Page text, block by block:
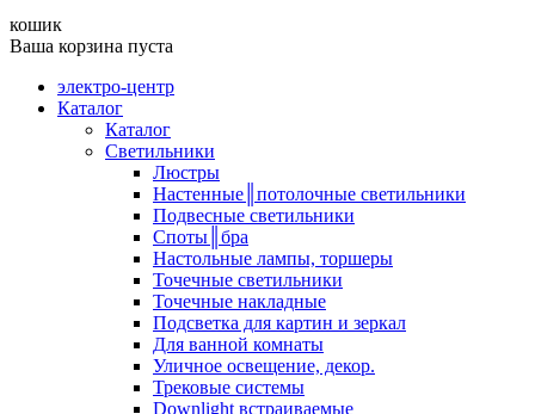
кошик
Ваша корзина пуста
электро-центр
Каталог
Каталог
Светильники
Люстры
Настенные║потолочные светильники
Подвесные светильники
Споты║бра
Настольные лампы, торшеры
Точечные светильники
Точечные накладные
Подсветка для картин и зеркал
Для ванной комнаты
Уличное освещение, декор.
Трековые системы
Downlight встраиваемые